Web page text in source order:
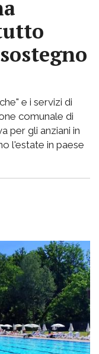
e i servizi di
comunale di
per gli anziani in
l'estate in paese